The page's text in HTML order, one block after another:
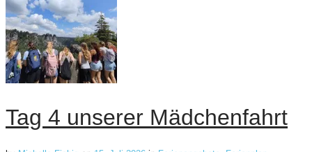
Tag 4 unserer Mädchenfahrt